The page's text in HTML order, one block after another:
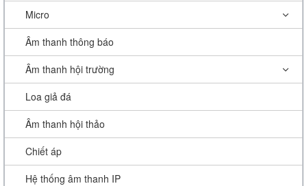
Micro
Âm thanh thông báo
Âm thanh hội trường
Loa giả đá
Âm thanh hội thảo
Chiết áp
Hệ thống âm thanh IP